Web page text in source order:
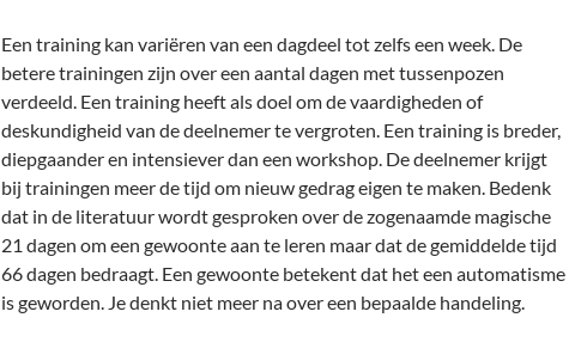
Een training kan variëren van een dagdeel tot zelfs een week. De
betere trainingen zijn over een aantal dagen met tussenpozen
verdeeld. Een training heeft als doel om de vaardigheden of
deskundigheid van de deelnemer te vergroten. Een training is breder,
diepgaander en intensiever dan een workshop. De deelnemer krijgt
bij trainingen meer de tijd om nieuw gedrag eigen te maken. Bedenk
dat in de literatuur wordt gesproken over de zogenaamde magische
21 dagen om een gewoonte aan te leren maar dat de gemiddelde tijd
66 dagen bedraagt. Een gewoonte betekent dat het een automatisme
is geworden. Je denkt niet meer na over een bepaalde handeling.